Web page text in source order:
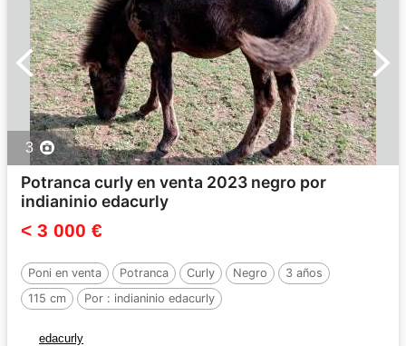
3
Potranca curly en venta 2023 negro por
indianinio edacurly
< 3 000 €
Poni en venta Potranca Curly Negro
3 años
115 cm
Por : indianinio edacurly
edacurly